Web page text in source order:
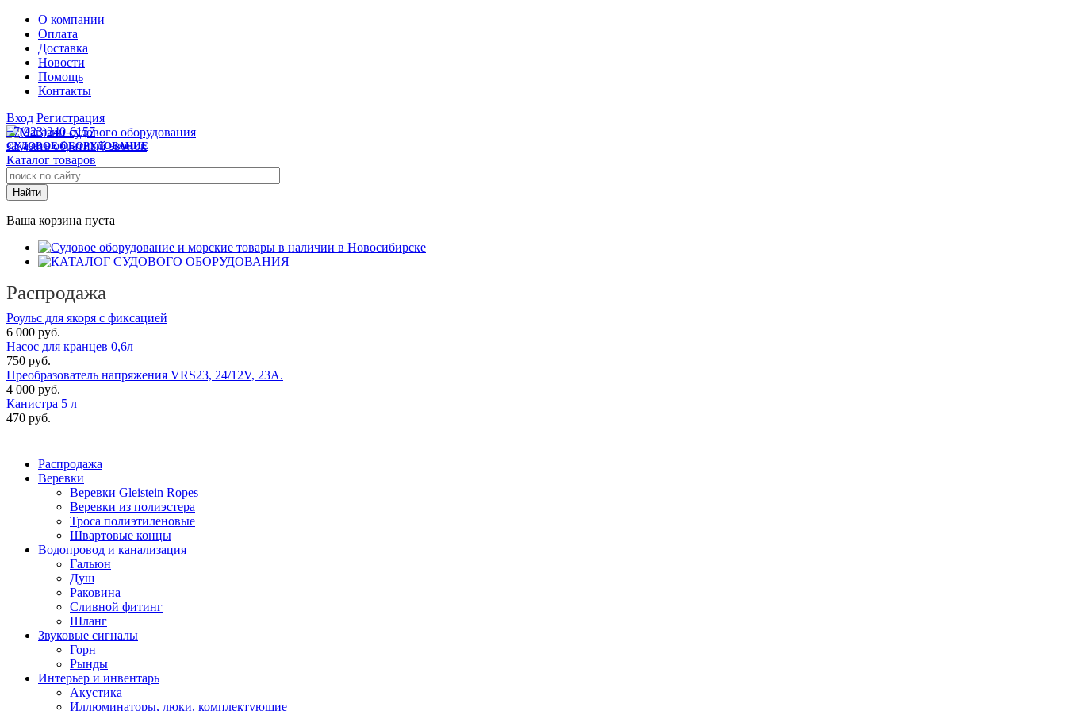
О компании
Оплата
Доставка
Новости
Помощь
Контакты
Вход Регистрация
СУДОВОЕ ОБОРУДОВАНИЕ
+7(923)240-6157
заказать обратный звонок
Каталог товаров
Ваша корзина пуста
Распродажа
Роульс для якоря с фиксацией
6 000 руб.
Насос для кранцев 0,6л
750 руб.
Преобразователь напряжения VRS23, 24/12V, 23A.
4 000 руб.
Канистра 5 л
470 руб.
Распродажа
Веревки
Веревки Gleistein Ropes
Веревки из полиэстера
Троса полиэтиленовые
Швартовые концы
Водопровод и канализация
Гальюн
Душ
Раковина
Сливной фитинг
Шланг
Звуковые сигналы
Горн
Рынды
Интерьер и инвентарь
Акустика
Иллюминаторы, люки, комплектующие